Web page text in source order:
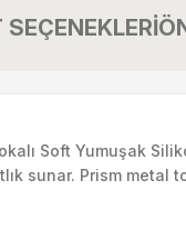
Soft Yumuşak
Prism metal